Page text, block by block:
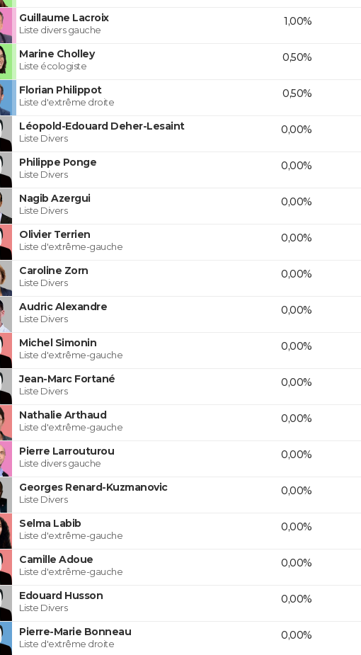
Guillaume Lacroix
Liste divers gauche
1,00%
Marine Cholley
Liste écologiste
0,50%
Florian Philippot
Liste d'extrême droite
0,50%
Léopold-Edouard Deher-Lesaint
Liste Divers
0,00%
Philippe Ponge
Liste Divers
0,00%
Nagib Azergui
Liste Divers
0,00%
Olivier Terrien
Liste d'extrême-gauche
0,00%
Caroline Zorn
Liste Divers
0,00%
Audric Alexandre
Liste Divers
0,00%
Michel Simonin
Liste d'extrême-gauche
0,00%
Jean-Marc Fortané
Liste Divers
0,00%
Nathalie Arthaud
Liste d'extrême-gauche
0,00%
Pierre Larrouturou
Liste divers gauche
0,00%
Georges Renard-Kuzmanovic
Liste Divers
0,00%
Selma Labib
Liste d'extrême-gauche
0,00%
Camille Adoue
Liste d'extrême-gauche
0,00%
Edouard Husson
Liste Divers
0,00%
Pierre-Marie Bonneau
Liste d'extrême droite
0,00%